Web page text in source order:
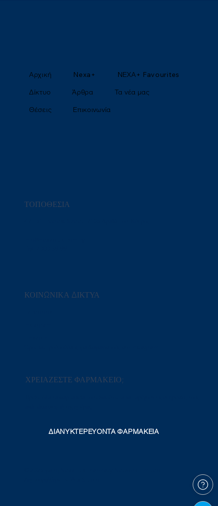
Αρχική Nexa+
NΕΧΑ+ Favourites
Δίκτυο
Άρθρα
Τα νέα μας
Θέσεις
Επικοινωνία
ΤΟΠΟΘΕΣΙΑ
ΚΟΙΝΩΝΙΚΑ ΔΙΚΤΥΑ
ΧΡΕΙΑΖΕΣΤΕ ΦΑΡΜΑΚΕΙΟ;
ΔΙΑΝΥΚΤΕΡΕΥΟΝΤΑ ΦΑΡΜΑΚΕΙΑ